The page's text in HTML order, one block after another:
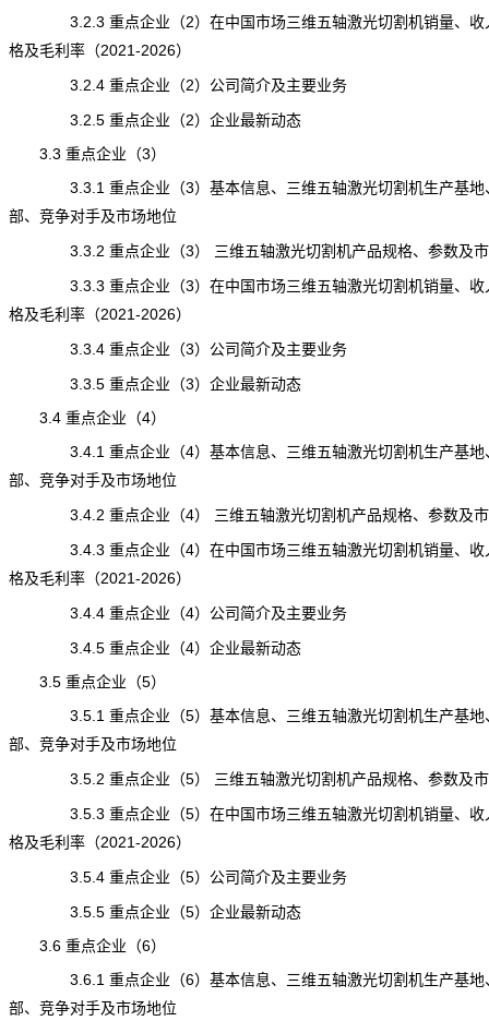
3.2.3 重点企业（2）在中国市场三维五轴激光切割机销量、收
格及毛利率（2021-2026）
3.2.4 重点企业（2）公司简介及主要业务
3.2.5 重点企业（2）企业最新动态
3.3 重点企业（3）
3.3.1 重点企业（3）基本信息、三维五轴激光切割机生产基地
部、竞争对手及市场地位
3.3.2 重点企业（3） 三维五轴激光切割机产品规格、参数及市
3.3.3 重点企业（3）在中国市场三维五轴激光切割机销量、收
格及毛利率（2021-2026）
3.3.4 重点企业（3）公司简介及主要业务
3.3.5 重点企业（3）企业最新动态
3.4 重点企业（4）
3.4.1 重点企业（4）基本信息、三维五轴激光切割机生产基地
部、竞争对手及市场地位
3.4.2 重点企业（4） 三维五轴激光切割机产品规格、参数及市
3.4.3 重点企业（4）在中国市场三维五轴激光切割机销量、收
格及毛利率（2021-2026）
3.4.4 重点企业（4）公司简介及主要业务
3.4.5 重点企业（4）企业最新动态
3.5 重点企业（5）
3.5.1 重点企业（5）基本信息、三维五轴激光切割机生产基地
部、竞争对手及市场地位
3.5.2 重点企业（5） 三维五轴激光切割机产品规格、参数及市
3.5.3 重点企业（5）在中国市场三维五轴激光切割机销量、收
格及毛利率（2021-2026）
3.5.4 重点企业（5）公司简介及主要业务
3.5.5 重点企业（5）企业最新动态
3.6 重点企业（6）
3.6.1 重点企业（6）基本信息、三维五轴激光切割机生产基地
部、竞争对手及市场地位